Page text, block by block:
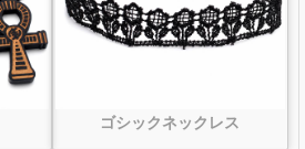
ゴシックネックレス